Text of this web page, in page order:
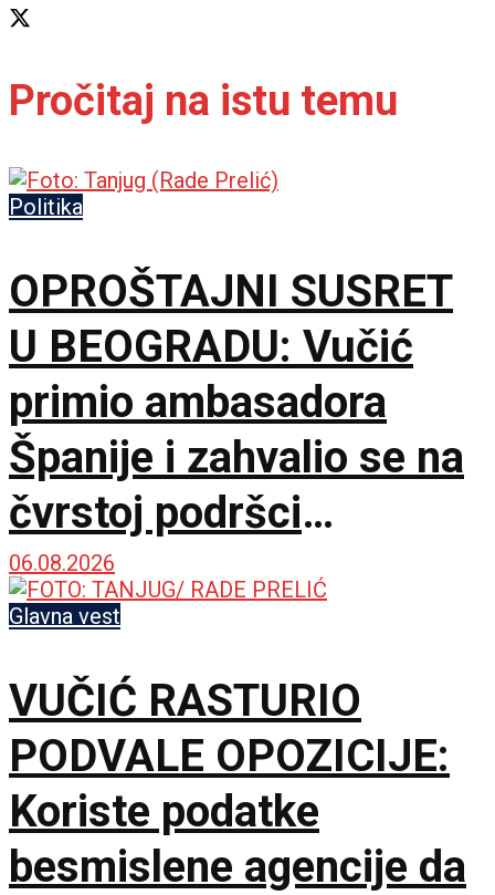
Pročitaj na istu temu
Politika
OPROŠTAJNI SUSRET
U BEOGRADU: Vučić
primio ambasadora
Španije i zahvalio se na
čvrstoj podršci
suverenitetu Srbije
06.08.2026
Glavna vest
VUČIĆ RASTURIO
PODVALE OPOZICIJE:
Koriste podatke
besmislene agencije da